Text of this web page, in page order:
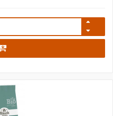
950